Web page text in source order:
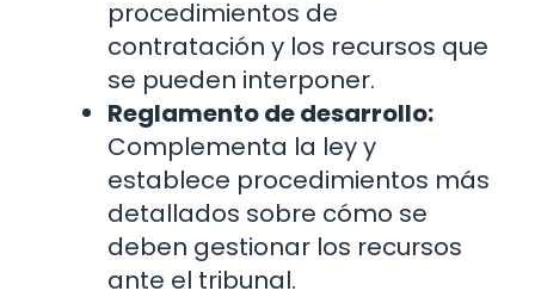
procedimientos de
contratación y los recursos que
se pueden interponer.
Reglamento de desarrollo:
Complementa la ley y
establece procedimientos más
detallados sobre cómo se
deben gestionar los recursos
ante el tribunal.